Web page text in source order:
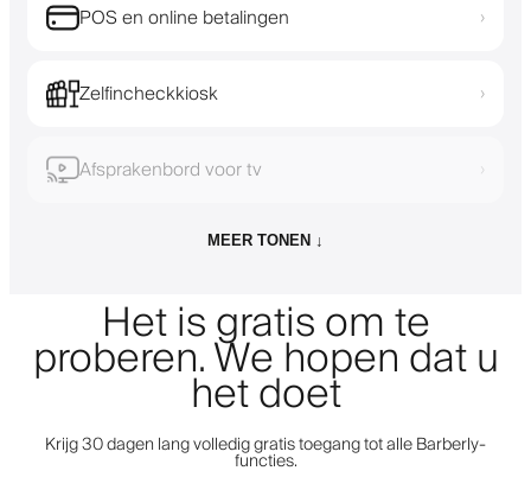
POS en online betalingen ›
Zelfincheckkiosk ›
Afsprakenbord voor tv ›
MEER TONEN ↓
Het is gratis om te
proberen. We hopen dat u
het doet
Krijg 30 dagen lang volledig gratis toegang tot alle Barberly-
functies.